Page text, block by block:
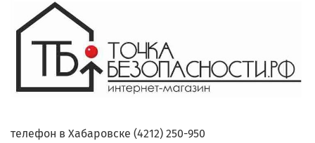
телефон в Хабаровске (4212) 250-950